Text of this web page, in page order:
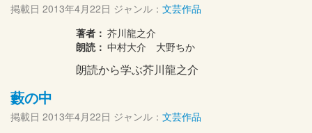
掲載日 2013年4月22日 ジャンル： 文芸作品
著者： 芥川龍之介
朗読： 中村大介 大野ちか
朗読から学ぶ芥川龍之介
藪の中
掲載日 2013年4月22日 ジャンル： 文芸作品